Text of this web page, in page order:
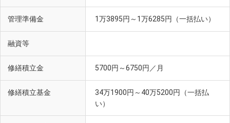
管理準備金 1万3895円～1万6285円（一括払い）
融資等
修繕積立金 5700円～6750円／月
修繕積立基金
34万1900円～40万5200円（一括払
い）